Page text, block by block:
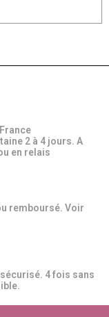
2 à 4 jours. A
en relais​​
remboursé. Voir
4 fois sans